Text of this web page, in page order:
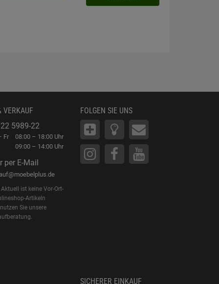
VERKAUF
5989-22
Fr
08:00 – 18:00 Uhr
09:00 – 14:00 Uhr
per E-Mail
Aktuell ist keine Vor-Ort-
Artikeln
Sie unsere
FOLGEN SIE UNS
SICHERER EINKAUF